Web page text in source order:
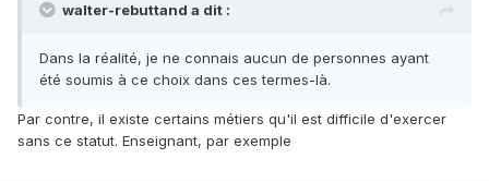
walter-rebuttand a dit :
Dans la réalité, je ne connais aucun de personnes ayant
été soumis à ce choix dans ces termes-là.
Par contre, il existe certains métiers qu'il est difficile d'exercer
sans ce statut. Enseignant, par exemple